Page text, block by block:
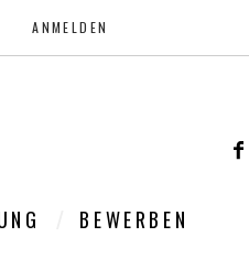
ANMELDEN
BEWERBEN